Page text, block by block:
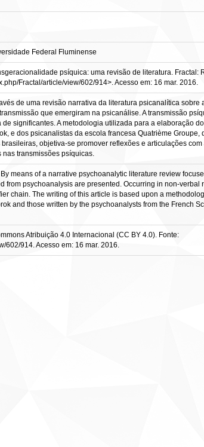
Federal Fluminense
psíquica: uma revisão de literatura. Fractal:
Fractal/article/view/602/914>. Acesso em: 16 mar. 2016.
de uma revisão narrativa da literatura psicanalítica
que emergiram na psicanálise. A transmissão
significantes. A metodologia utilizada para a elaboração
e dos psicanalistas da escola francesa Quatrième
objetiva-se promover reflexões e articulações
transmissões psíquicas.
means of a narrative psychoanalytic literature review
psychoanalysis are presented. Occurring in non-
chain. The writing of this article is based upon a
and those written by the psychoanalysts from the French
Atribuição 4.0 Internacional (CC BY 4.0). Fonte:
602/914. Acesso em: 16 mar. 2016.